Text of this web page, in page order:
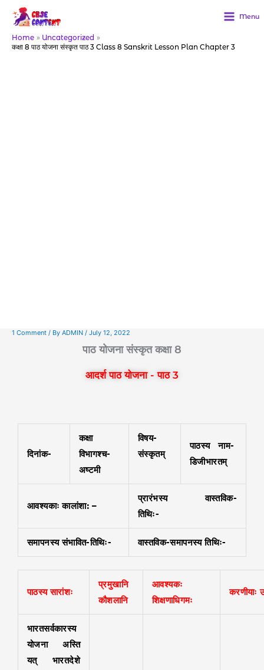
content
Menu
Home
Uncategorized
कक्षा 8 पाठ योजना संस्कृत पाठ 3 Class 8 Sanskrit Lesson Plan Chapter 3
1 Comment / By ADMIN / July 12, 2022
पाठ योजना संस्कृत कक्षा 8
आदर्श पाठ योजना - पाठ 3
दिनांक-
कक्षा
विभागश्च-
अष्टमी
विषय-
संस्कृतम्
पाठस्य नाम-
डिजीभारतम्
आवश्यकाः कालांशा: –
प्रारंभस्य वास्तविक-
तिथिः-
समापनस्य संभावित-तिथिः- वास्तविक-समापनस्य तिथिः-
पाठस्य सारांशः
प्रमुखानि
कौशलानि
आवश्यकः
शिक्षणाधिगमः
करणीयाः
भारतसर्वकारस्य
योजना अस्ति
यत् भारतदेशे